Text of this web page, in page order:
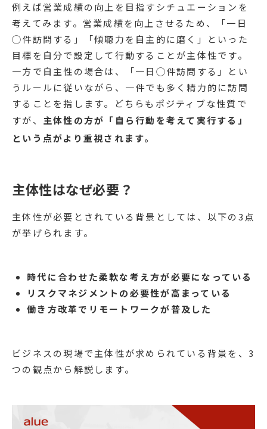
例えば営業成績の向上を目指すシチュエーションを
考えてみます。営業成績を向上させるため、「一日
◯件訪問する」「傾聴力を自主的に磨く」といった
目標を自分で設定して行動することが主体性です。
一方で自主性の場合は、「一日◯件訪問する」とい
うルールに従いながら、一件でも多く精力的に訪問
することを指します。どちらもポジティブな性質で
すが、
主体性の方が「自ら行動を考えて実行する」
という点がより重視されます。
主体性はなぜ必要？
主体性が必要とされている背景としては、以下の3点
が挙げられます。
時代に合わせた柔軟な考え方が必要になっている
リスクマネジメントの必要性が高まっている
働き方改革でリモートワークが普及した
ビジネスの現場で主体性が求められている背景を、3
つの観点から解説します。